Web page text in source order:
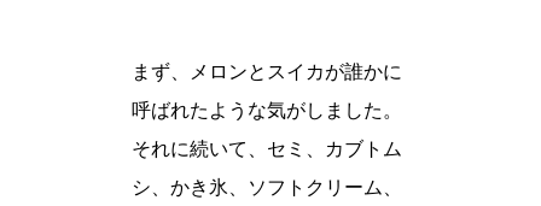
まず、メロンとスイカが誰かに
呼ばれたような気がしました。
それに続いて、セミ、カブトム
シ、かき氷、ソフトクリーム、